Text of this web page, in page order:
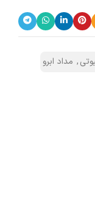
, مداد ابرو